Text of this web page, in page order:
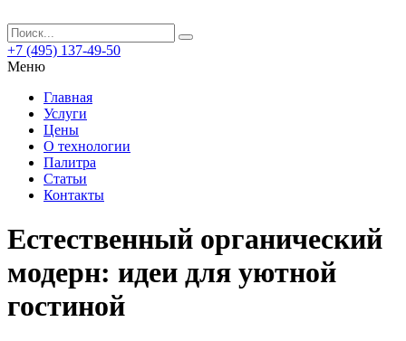
+7 (495) 137-49-50
Меню
Главная
Услуги
Цены
О технологии
Палитра
Статьи
Контакты
Естественный органический
модерн: идеи для уютной
гостиной